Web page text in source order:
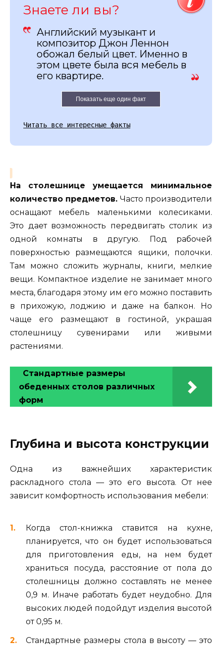
Знаете ли вы?
Английский музыкант и
композитор Джон Леннон
обожал белый цвет. Именно в
этом цвете была вся мебель в
его квартире.
Показать еще один факт
Читать все интересные факты
На столешнице умещается минимальное
количество предметов. Часто производители
оснащают мебель маленькими колесиками.
Это дает возможность передвигать столик из
одной комнаты в другую. Под рабочей
поверхностью размещаются ящики, полочки.
Там можно сложить журналы, книги, мелкие
вещи. Компактное изделие не занимает много
места, благодаря этому им его можно поставить
в прихожую, лоджию и даже на балкон. Но
чаще его размещают в гостиной, украшая
столешницу сувенирами или живыми
растениями.
Стандартные размеры
обеденных столов различных
форм
Глубина и высота конструкции
Одна из важнейших характеристик
раскладного стола — это его высота. От нее
зависит комфортность использования мебели:
Когда стол-книжка ставится на кухне,
планируется, что он будет использоваться
для приготовления еды, на нем будет
храниться посуда, расстояние от пола до
столешницы должно составлять не менее
0,9 м. Иначе работать будет неудобно. Для
высоких людей подойдут изделия высотой
от 0,95 м.
Стандартные размеры стола в высоту — это